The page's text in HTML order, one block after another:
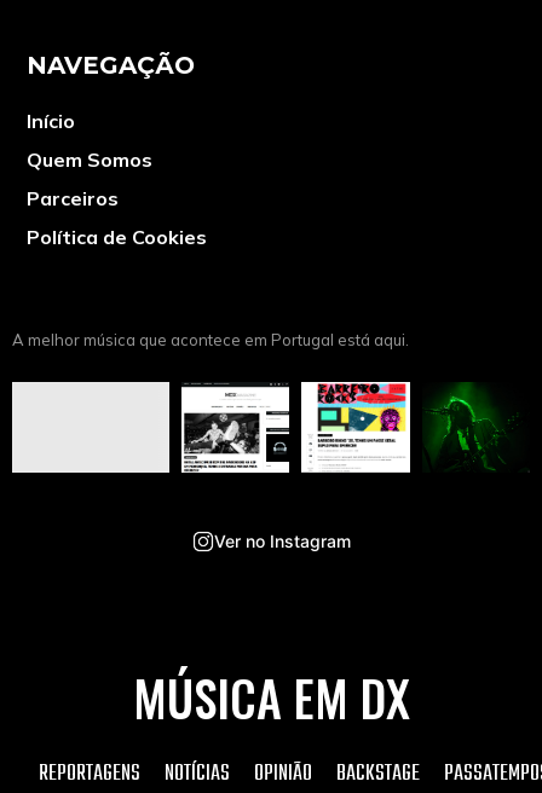
NAVEGAÇÃO
Início
Quem Somos
Parceiros
Política de Cookies
A melhor música que acontece em Portugal está aqui.
Ver no Instagram
MÚSICA EM DX
REPORTAGENS NOTÍCIAS OPINIÃO BACKSTAGE